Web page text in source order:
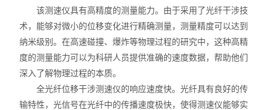
该测速仪具有高精度的测量能力。由于采用了光纤干涉技
术，能够对微小的位移变化进行精确测量，测量精度可以达到
纳米级别。在高速碰撞、爆炸等物理过程的研究中，这种高精
度的测量能力可以为科研人员提供准确的速度数据，帮助他们
深入了解物理过程的本质。
全光纤位移干涉测速仪的响应速度快。光纤具有良好的传
输特性，光信号在光纤中的传播速度极快，使得测速仪能够实